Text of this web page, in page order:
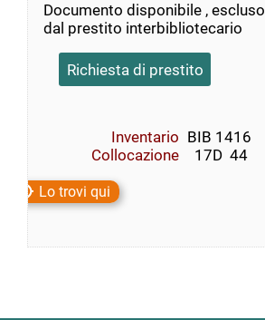
Documento disponibile , escluso
dal prestito interbibliotecario
Richiesta di prestito
Inventario BIB 1416
Collocazione
  17D  44
Lo trovi qui